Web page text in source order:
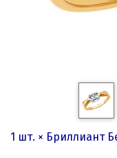
1 шт. × Бриллиант